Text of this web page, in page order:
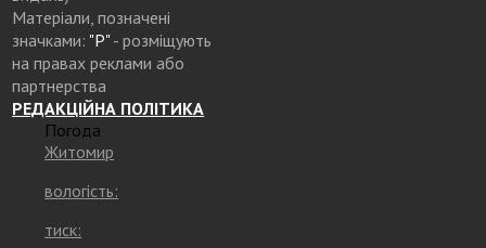
Матеріали, позначені
значками: "Р"- розміщують
на правах реклами або
партнерства
РЕДАКЦІЙНА ПОЛІТИКА
Погода
Житомир
вологість:
тиск: